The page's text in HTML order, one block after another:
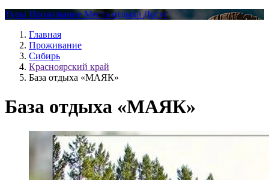
Туры ПроживаниеМеста отдыха Досуг
Главная
Проживание
Сибирь
Красноярский край
База отдыха «МАЯК»
База отдыха «МАЯК»